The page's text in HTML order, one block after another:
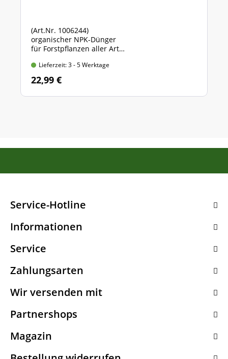
(Art.Nr. 1006244)
organischer NPK-Dünger
für Forstpflanzen aller Art
Lieferzeit: 3 - 5 Werktage
22,99 €
Service-Hotline
Informationen
Service
Zahlungsarten
Wir versenden mit
Partnershops
Magazin